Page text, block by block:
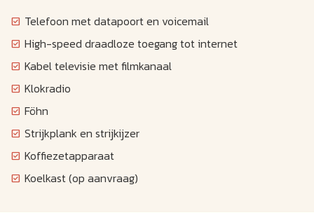
Telefoon met datapoort en voicemail
High-speed draadloze toegang tot internet
Kabel televisie met filmkanaal
Klokradio
Föhn
Strijkplank en strijkijzer
Koffiezetapparaat
Koelkast (op aanvraag)